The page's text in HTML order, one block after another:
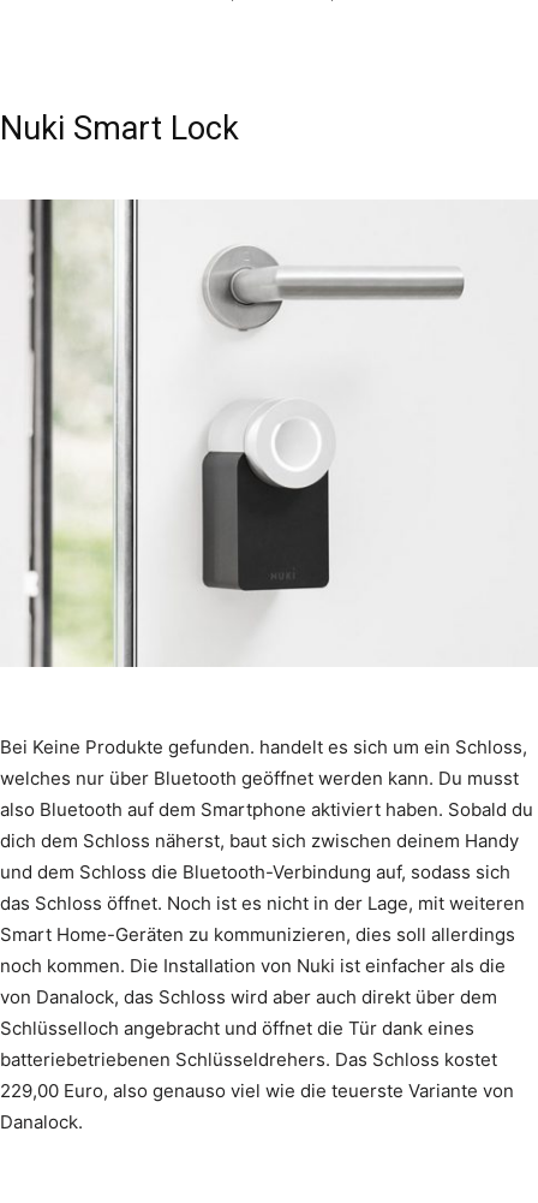
Nuki Smart Lock
Bei Keine Produkte gefunden. handelt es sich um ein Schloss,
welches nur über Bluetooth geöffnet werden kann. Du musst
also Bluetooth auf dem Smartphone aktiviert haben. Sobald du
dich dem Schloss näherst, baut sich zwischen deinem Handy
und dem Schloss die Bluetooth-Verbindung auf, sodass sich
das Schloss öffnet. Noch ist es nicht in der Lage, mit weiteren
Smart Home-Geräten zu kommunizieren, dies soll allerdings
noch kommen. Die Installation von Nuki ist einfacher als die
von Danalock, das Schloss wird aber auch direkt über dem
Schlüsselloch angebracht und öffnet die Tür dank eines
batteriebetriebenen Schlüsseldrehers. Das Schloss kostet
229,00 Euro, also genauso viel wie die teuerste Variante von
Danalock.